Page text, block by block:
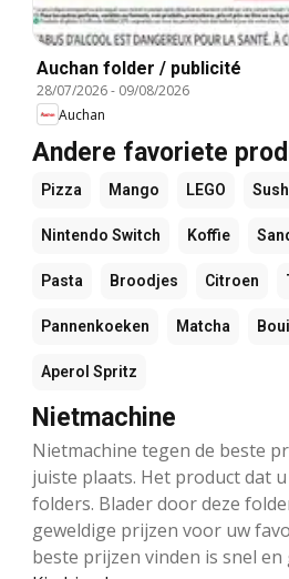
Auchan folder / publicité
28/07/2026- 09/08/2026
Auchan
Andere favoriete
Pizza Mango LEGO
Nintendo Switch Koffie
Pasta Broodjes Citroen
Pannenkoeken Matcha
Aperol Spritz
Nietmachine
Nietmachine tegen de beste
juiste plaats. Het product dat
folders. Blader door deze
geweldige prijzen voor uw
beste prijzen vinden is snel